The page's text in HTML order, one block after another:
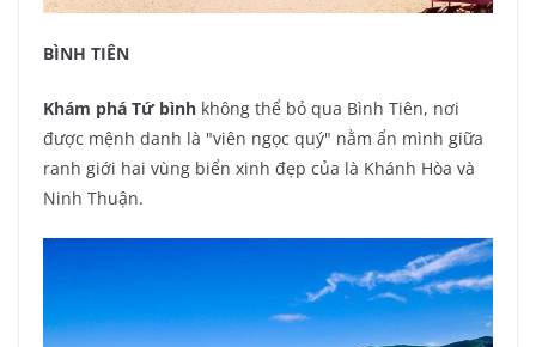
BÌNH TIÊN
Khám phá Tứ bình không thể bỏ qua Bình Tiên, nơi
được mệnh danh là "viên ngọc quý" nằm ẩn mình giữa
ranh giới hai vùng biển xinh đẹp của là Khánh Hòa và
Ninh Thuận.